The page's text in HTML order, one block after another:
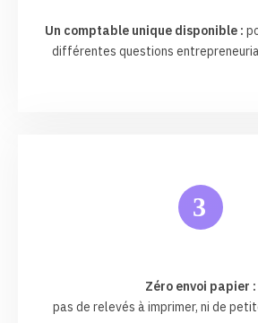
Un comptable unique disponible :
différentes questions
3
Zéro envoi papier :
pas de relevés à imprimer, ni de